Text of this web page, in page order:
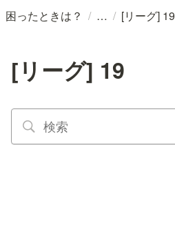
困ったときは？ / / [リーグ] 19
[リーグ] 19